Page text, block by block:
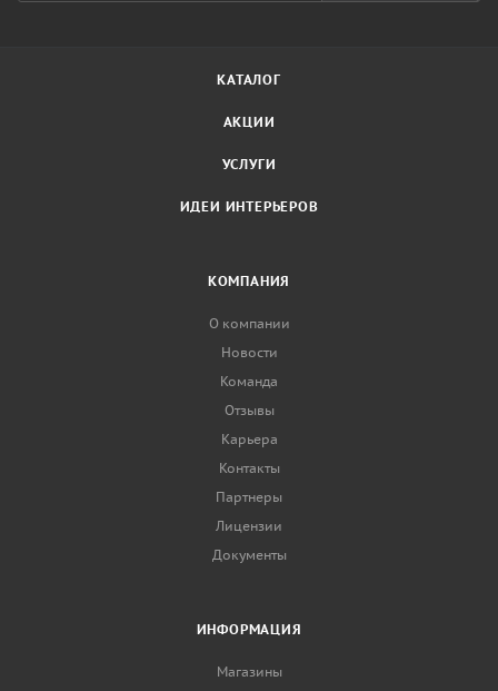
КАТАЛОГ
АКЦИИ
УСЛУГИ
ИДЕИ ИНТЕРЬЕРОВ
КОМПАНИЯ
О компании
Новости
Команда
Отзывы
Карьера
Контакты
Партнеры
Лицензии
Документы
ИНФОРМАЦИЯ
Магазины